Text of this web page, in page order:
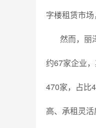
字楼租赁市
然而，丽
约67家企业
470家，占比
高、承租灵